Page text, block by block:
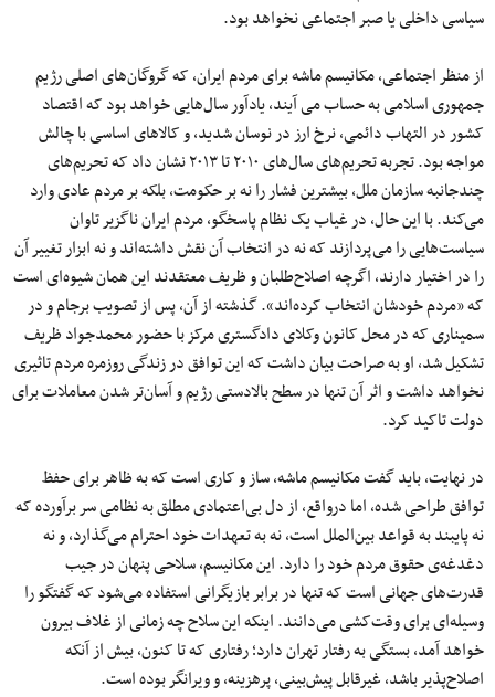
سیاسی داخلی یا صبر اجتماعی نخواهد بود. ‌
از منظر اجتماعی، مکانیسم ماشه برای مردم ایران، که گروگان‌های اصلی رژیم
جمهوری اسلامی به حساب می آیند، یادآور سال‌هایی خواهد بود که اقتصاد
کشور در التهاب دائمی، نرخ ارز در نوسان شدید، و کالاهای اساسی با چالش
مواجه بود. تجربه تحریم‌های سال‌های ۲۰۱۰ تا ۲۰۱۳ نشان داد که تحریم‌های
چندجانبه سازمان ملل، بیشترین فشار را نه بر حکومت، بلکه بر مردم عادی وارد
می‌کند. با این حال، در غیاب یک نظام پاسخگو، مردم ایران ناگزیر تاوان
سیاست‌هایی را می‌پردازند که نه در انتخاب آن نقش داشته‌اند و نه ابزار تغییر آن
را در اختیار دارند، اگرچه اصلاح‌طلبان و ظریف معتقدند این همان شیوه‌ای است
که «مردم خودشان انتخاب کرده‌اند». گذشته از آن، پس از تصویب برجام و در
سمیناری که در محل کانون وکلای دادگستری مرکز با حضور محمدجواد ظریف
تشکیل شد، او به صراحت بیان داشت که این توافق در زندگی روزمره مردم تاثیری
نخواهد داشت و اثر آن تنها در سطح بالادستی رژیم و آسان‌تر شدن معاملات برای
دولت تاکید کرد.
در نهایت، باید گفت مکانیسم ماشه، ساز و کاری است که به‌ ظاهر برای حفظ
توافق طراحی شده، اما درواقع، از دل بی‌اعتمادی مطلق به نظامی سر برآورده که
نه پایبند به قواعد بین‌الملل است، نه به تعهدات خود احترام می‌گذارد، و نه
دغدغه‌ی حقوق مردم خود را دارد. این مکانیسم، سلاحی پنهان در جیب
قدرت‌های جهانی است که تنها در برابر بازیگرانی استفاده می‌شود که گفتگو را
وسیله‌ای برای وقت‌کشی می‌دانند. اینکه این سلاح چه زمانی از غلاف بیرون
خواهد آمد، بستگی به رفتار تهران دارد؛ رفتاری که تا کنون، بیش از آنکه
اصلاح‌پذیر باشد، غیرقابل پیش‌بینی، پرهزینه، و ویرانگر بوده است.